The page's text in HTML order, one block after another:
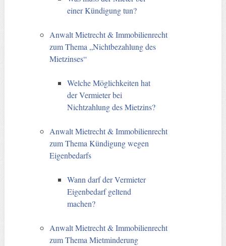
einer Kündigung tun?
Anwalt Mietrecht & Immobilienrecht
zum Thema „Nichtbezahlung des
Mietzinses“
Welche Möglichkeiten hat
der Vermieter bei
Nichtzahlung des Mietzins?
Anwalt Mietrecht & Immobilienrecht
zum Thema Kündigung wegen
Eigenbedarfs
Wann darf der Vermieter
Eigenbedarf geltend
machen?
Anwalt Mietrecht & Immobilienrecht
zum Thema Mietminderung